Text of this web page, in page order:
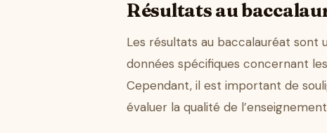
Résultats au
Les résultats au baccalauréat sont
données spécifiques concernant
Cependant, il est important de
évaluer la qualité de